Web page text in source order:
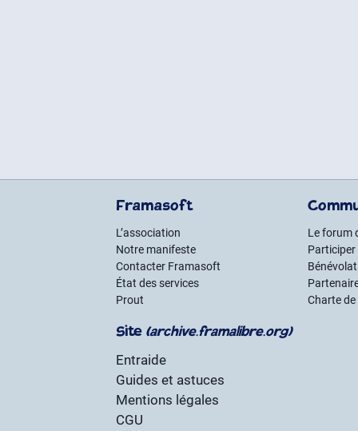
Framasoft
L’association
Notre manifeste
Contacter Framasoft
État des services
Prout
Le forum
Participer
Charte
Site (archive.framalibre.org)
Entraide
Guides et astuces
Mentions légales
CGU